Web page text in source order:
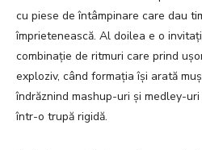
cu piese de întâmpinare care dau
împrietenească. Al doilea e o
combinație de ritmuri care prind
exploziv, când formația își arată
îndrăznind mashup-uri și medley-
într-o trupă rigidă.